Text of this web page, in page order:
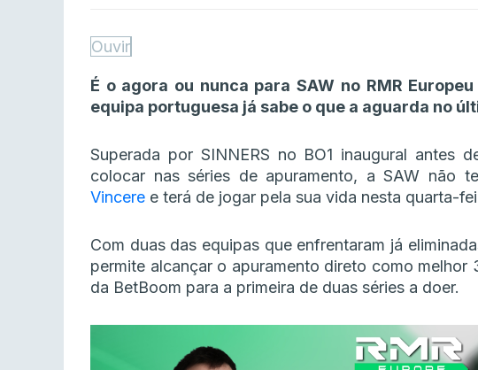
Ouvir
É o agora ou nunca para SAW no RMR
equipa portuguesa já sabe o que a aguarda no
Superada por SINNERS no BO1 inaugural antes
colocar nas séries de apuramento, a SAW não
Vincere e terá de jogar pela sua vida nesta quarta-
Com duas das equipas que enfrentaram já
permite alcançar o apuramento direto como
da BetBoom para a primeira de duas séries a doer.